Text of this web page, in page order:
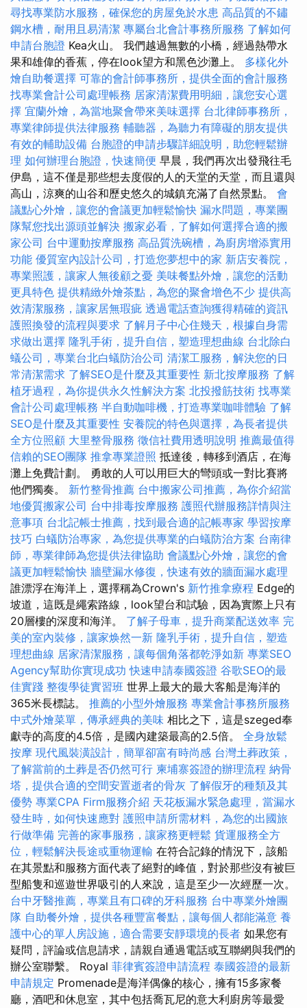
尋找專業防水服務，確保您的房屋免於水患 高品質的不鏽
鋼水槽，耐用且易清潔 專屬台北會計事務所服務 了解如何
申請台胞證 Kea火山。 我們越過無數的小橋，經過熱帶水
果和雄偉的香蕉，停在look望方和黑色沙灘上。 多樣化外
燴自助餐選擇 可靠的會計師事務所，提供全面的會計服務
找專業會計公司處理帳務 居家清潔費用明細，讓您安心選
擇 宜蘭外燴，為當地聚會帶來美味選擇 台北律師事務所，
專業律師提供法律服務 輔聽器，為聽力有障礙的朋友提供
有效的輔助設備 台胞證的申請步驟詳細說明，助您輕鬆辦
理 如何辦理台胞證，快速簡便 早晨，我們再次出發飛往毛
伊島，這不僅是那些想去度假的人的天堂的天堂，而且還與
高山，涼爽的山谷和歷史悠久的城鎮充滿了自然景點。 會
議點心外燴，讓您的會議更加輕鬆愉快 漏水問題，專業團
隊幫您找出源頭並解決 搬家必看，了解如何選擇合適的搬
家公司 台中運動按摩服務 高品質洗碗槽，為廚房增添實用
功能 優質室內設計公司，打造您夢想中的家 新店安養院，
專業照護，讓家人無後顧之憂 美味餐點外燴，讓您的活動
更具特色 提供精緻外燴茶點，為您的聚會增色不少 提供高
效清潔服務，讓家居無瑕疵 透過電話查詢獲得精確的資訊
護照換發的流程與要求 了解月子中心住幾天，根據自身需
求做出選擇 隆乳手術，提升自信，塑造理想曲線 台北除白
蟻公司，專業台北白蟻防治公司 清潔工服務，解決您的日
常清潔需求 了解SEO是什麼及其重要性 新北按摩服務 了解
植牙過程，為你提供永久性解決方案 北投撥筋技術 找專業
會計公司處理帳務 半自動咖啡機，打造專業咖啡體驗 了解
SEO是什麼及其重要性 安養院的特色與選擇，為長者提供
全方位照顧 大里整骨服務 徵信社費用透明說明 推薦最值得
信賴的SEO團隊 推拿專業證照 抵達後，轉移到酒店，在海
灘上免費計劃。 勇敢的人可以用巨大的彎頭或一對比賽將
他們獨奏。 新竹整骨推薦 台中搬家公司推薦，為你介紹當
地優質搬家公司 台中排毒按摩服務 護照代辦服務詳情與注
意事項 台北記帳士推薦，找到最合適的記帳專家 學習按摩
技巧 白蟻防治專家，為您提供專業的白蟻防治方案 台南律
師，專業律師為您提供法律協助 會議點心外燴，讓您的會
議更加輕鬆愉快 牆壁漏水修復，快速有效的牆面漏水處理
誰漂浮在海洋上，選擇稱為Crown's 新竹推拿療程 Edge的
坡道，這既是繩索路線，look望台和試驗，因為實際上只有
20層樓的深度和海洋。 了解子母車，提升商業配送效率 完
美的室內裝修，讓家焕然一新 隆乳手術，提升自信，塑造
理想曲線 居家清潔服務，讓每個角落都乾淨如新 專業SEO
Agency幫助你實現成功 快速申請泰國簽證 谷歌SEO的最
佳實踐 整復學徒實習班 世界上最大的最大客船是海洋的
365米長標誌。 推薦的小型外燴服務 專業會計事務所服務
中式外燴菜單，傳承經典的美味 相比之下，這是szeged奉
獻寺的高度的4.5倍，是國內建築最高的2.5倍。 全身放鬆
按摩 現代風裝潢設計，簡單卻富有時尚感 台灣土葬政策，
了解當前的土葬是否仍然可行 柬埔寨簽證的辦理流程 納骨
塔，提供合適的空間安置逝者的骨灰 了解假牙的種類及其
優勢 專業CPA Firm服務介紹 天花板漏水緊急處理，當漏水
發生時，如何快速應對 護照申請所需材料，為您的出國旅
行做準備 完善的家事服務，讓家務更輕鬆 貨運服務全方
位，輕鬆解決長途或重物運輸 在符合記錄的情況下，該船
在其景點和服務方面代表了絕對的峰值，對於那些沒有被巨
型船隻和巡遊世界吸引的人來說，這是至少一次經歷一次。
台中牙醫推薦，專業且有口碑的牙科服務 台中專業外燴團
隊 自助餐外燴，提供各種豐富餐點，讓每個人都能滿意 養
護中心的單人房設施，適合需要安靜環境的長者 如果您有
疑問，評論或信息請求，請親自通過電話或互聯網與我們的
辦公室聯繫。 Royal 菲律賓簽證申請流程 泰國簽證的最新
申請規定 Promenade是海洋偶像的核心，擁有15多家餐
廳，酒吧和休息室，其中包括喬瓦尼的意大利廚房等最愛